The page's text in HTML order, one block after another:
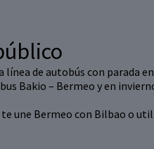
de autobús con parada
Bakio – Bermeo y en
te une Bermeo con Bilbao o